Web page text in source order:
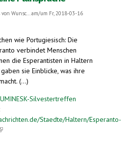
Wunsc...
am/um Fr, 2018-03-16
wie Portugiesisch: Die
verbindet Menschen
die Esperantisten in Haltern
sie Einblicke, was ihre
(...)
Silvestertreffen
Staedte/Haltern/Esperanto-
is external)